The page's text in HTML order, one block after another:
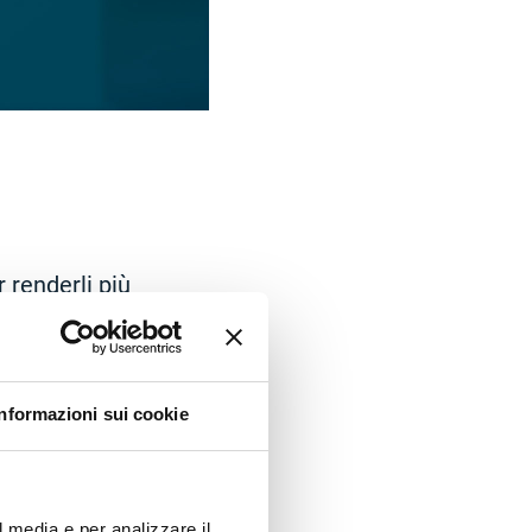
sui cookie
renderli più
le
dettagliata.